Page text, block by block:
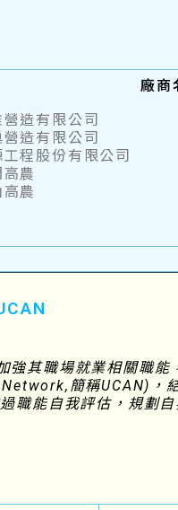
廠商
造有限公司
造有限公司
程股份有限公司
農
農
強其職場就業相關職
簡稱UCAN)，
職能自我評估，規劃